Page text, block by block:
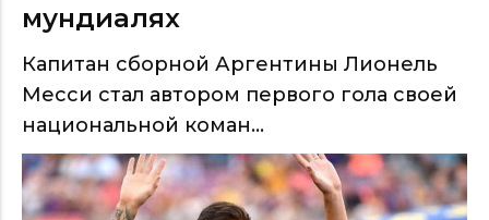
мундиалях
Капитан сборной Аргентины Лионель
Месси стал автором первого гола своей
национальной коман...